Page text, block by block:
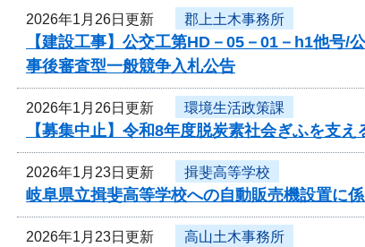
2026年1月26日更新 郡上土木事務所
【建設工事】公交工第HD－05－01－h1他
事後審査型一般競争入札公告
2026年1月26日更新 環境生活政策課
【募集中止】令和8年度脱炭素社会ぎふを支
2026年1月23日更新 揖斐高等学校
岐阜県立揖斐高等学校への自動販売機設置に
2026年1月23日更新 高山土木事務所